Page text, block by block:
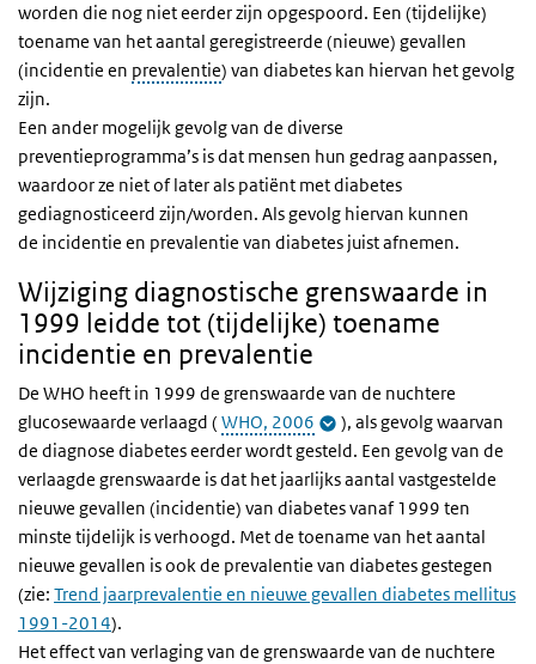
worden die nog niet eerder zijn opgespoord. Een (tijdelijke)
toename van het aantal geregistreerde (nieuwe) gevallen
(incidentie en prevalentie) van diabetes kan hiervan het gevolg
zijn.
Een ander mogelijk gevolg van de diverse
preventieprogramma’s is dat mensen hun gedrag aanpassen,
waardoor ze niet of later als patiënt met diabetes
gediagnosticeerd zijn/worden. Als gevolg hiervan kunnen
de incidentie en prevalentie van diabetes juist afnemen.
Wijziging diagnostische grenswaarde in
1999 leidde tot (tijdelijke) toename
incidentie en prevalentie
De WHO heeft in 1999 de grenswaarde van de nuchtere
glucosewaarde verlaagd ( WHO, 2006
), als gevolg waarvan
de diagnose diabetes eerder wordt gesteld. Een gevolg van de
verlaagde grenswaarde is dat het jaarlijks aantal vastgestelde
nieuwe gevallen (incidentie) van diabetes vanaf 1999 ten
minste tijdelijk is verhoogd. Met de toename van het aantal
nieuwe gevallen is ook de prevalentie van diabetes gestegen
(zie: Trend jaarprevalentie en nieuwe gevallen diabetes mellitus
1991-2014).
Het effect van verlaging van de grenswaarde van de nuchtere